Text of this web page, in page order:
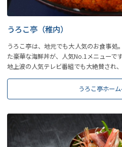
うろこ亭（稚内）
うろこ亭は、地元でも大人気のお食事処
た豪華な海鮮丼が、人気No.1メニューです
地上波の人気テレビ番組でも大絶賛され
うろこ亭ホー